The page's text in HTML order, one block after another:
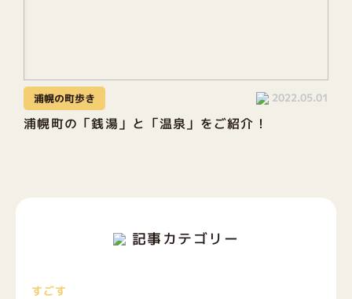
浦幌の町歩き 2022.05.01
浦幌町の「銭湯」と「温泉」をご紹介！
記事カテゴリー
すごす